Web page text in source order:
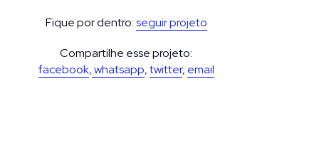
Fique por dentro: seguir projeto
Compartilhe esse projeto:
facebook,whatsapp, twitter, email